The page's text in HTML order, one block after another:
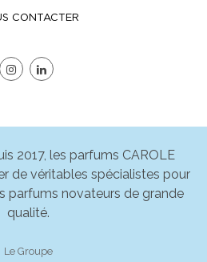
CONTACTER
InstagramLinkedIn
2017, les parfums CAROLE
de véritables spécialistes pour
parfums novateurs de grande
qualité.
Le Groupe